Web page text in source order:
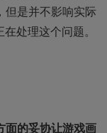
但是并不影响实际
处理这个问题。
面的妥协让游戏画